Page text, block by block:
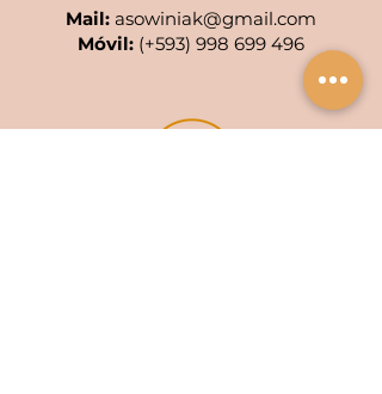
Mail: asowiniak@gmail.com
Móvil: (+593) 998 699 496